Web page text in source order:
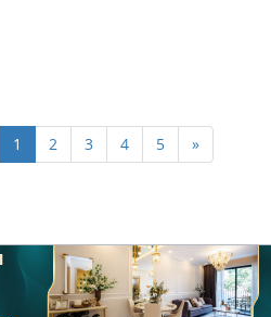
1 2 3 4 5 »